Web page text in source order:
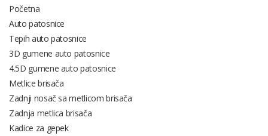
Početna
Auto patosnice
Tepih auto patosnice
3D gumene auto patosnice
4.5D gumene auto patosnice
Metlice brisača
Zadnji nosač sa metlicom brisača
Zadnja metlica brisača
Kadice za gepek